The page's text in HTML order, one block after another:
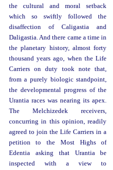
the cultural and moral setback
which so swiftly followed the
disaffection of Caligastia and
Daligastia. And there came a time in
the planetary history, almost forty
thousand years ago, when the Life
Carriers on duty took note that,
from a purely biologic standpoint,
the developmental progress of the
Urantia races was nearing its apex.
The Melchizedek receivers,
concurring in this opinion, readily
agreed to join the Life Carriers in a
petition to the Most Highs of
Edentia asking that Urantia be
inspected with a view to